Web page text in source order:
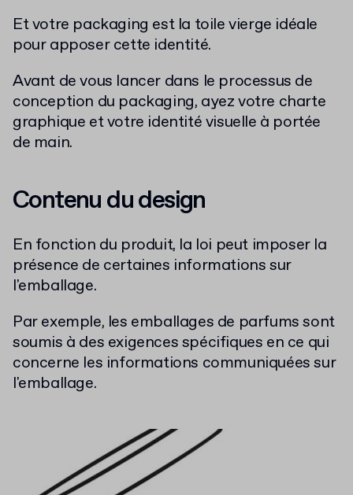
Et votre packaging est la toile vierge idéale
pour apposer cette identité.
Avant de vous lancer dans le processus de
conception du packaging, ayez votre charte
graphique et votre identité visuelle à portée
de main.
Contenu du design
En fonction du produit, la loi peut imposer la
présence de certaines informations sur
l'emballage.
Par exemple, les emballages de parfums sont
soumis à des exigences spécifiques en ce qui
concerne les informations communiquées sur
l'emballage.